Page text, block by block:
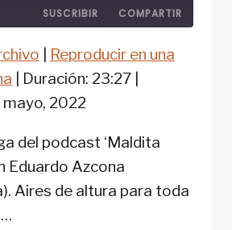
SUSCRIBIR COMPARTIR
Reproducir en una
Duración: 23:27
2022
del podcast ‘Maldita
Eduardo Azcona
Aires de altura para toda